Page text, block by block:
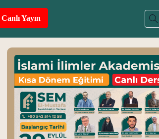
Canlı Yayın